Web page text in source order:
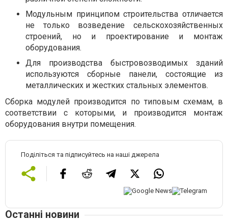
Модульным принципом строительства отличается
не только возведение сельскохозяйственных
строений, но и проектирование и монтаж
оборудования.
Для производства быстровозводимых зданий
используются сборные панели, состоящие из
металлических и жестких стальных элементов.
Сборка модулей производится по типовым схемам, в
соответствии с которыми, и производится монтаж
оборудования внутри помещения.
Поділіться та підписуйтесь на наші джерела
Останні новини